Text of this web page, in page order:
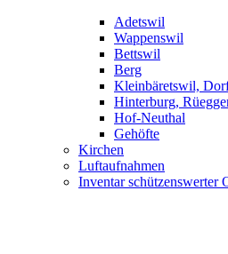
Adetswil
Wappenswil
Bettswil
Berg
Kleinbäretswil,
Hinterburg,
Hof-Neuthal
Gehöfte
Kirchen
Luftaufnahmen
Inventar schützenswerter